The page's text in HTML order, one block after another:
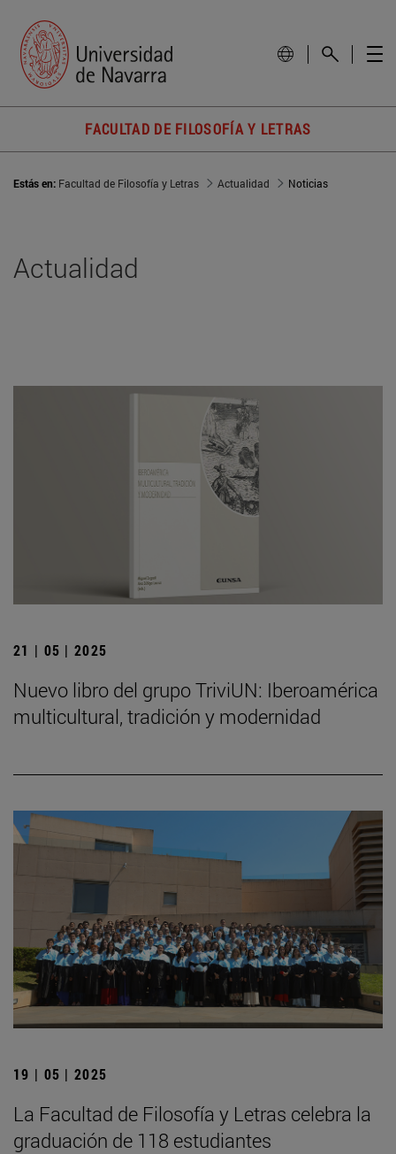
FACULTAD DE FILOSOFÍA Y LETRAS
Estás en: Facultad de Filosofía y Letras Actualidad Noticias
Actualidad
21 | 05 | 2025
Nuevo libro del grupo TriviUN: Iberoamérica
multicultural, tradición y modernidad
19 | 05 | 2025
La Facultad de Filosofía y Letras celebra la
graduación de 118 estudiantes